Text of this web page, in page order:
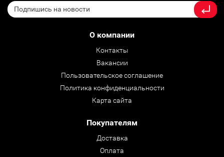
О компании
Контакты
Вакансии
Пользовательское соглашение
Политика конфиденциальности
Карта сайта
Покупателям
Доставка
Оплата